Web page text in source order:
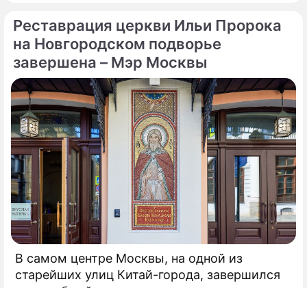
конструкций и оборудования из цеха,
сообщает портал Eurometal.
Металлургический завод компании Acciaierie
d'Italia (ADI), ранее известной как Ilva
(Ильва), является крупнейшим на
территории Европы.
Реставрация церкви Ильи Пророка
на Новгородском подворье
завершена – Мэр Москвы
В самом центре Москвы, на одной из
старейших улиц Китай-города, завершился